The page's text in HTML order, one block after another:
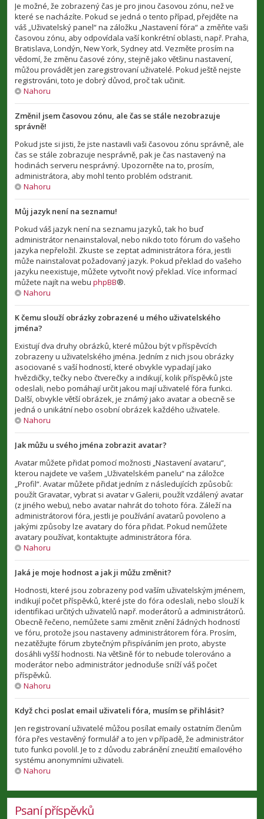
Je možné, že zobrazený čas je pro jinou časovou zónu, než ve
které se nacházíte. Pokud se jedná o tento případ, přejděte na
váš „Uživatelský panel“ na záložku „Nastavení fóra“ a změňte vaši
časovou zónu, aby odpovídala vaší konkrétní oblasti, např. Praha,
Bratislava, Londýn, New York, Sydney atd. Vezměte prosím na
vědomí, že změnu časové zóny, stejně jako většinu nastavení,
můžou provádět jen zaregistrovaní uživatelé. Pokud ještě nejste
registrováni, toto je dobrý důvod, proč tak učinit.
Nahoru
Změnil jsem časovou zónu, ale čas se stále nezobrazuje
správně!
Pokud jste si jisti, že jste nastavili vaši časovou zónu správně, ale
čas se stále zobrazuje nesprávně, pak je čas nastavený na
hodinách serveru nesprávný. Upozorněte na to, prosím,
administrátora, aby mohl tento problém odstranit.
Nahoru
Můj jazyk není na seznamu!
Pokud váš jazyk není na seznamu jazyků, tak ho buď
administrátor nenainstaloval, nebo nikdo toto fórum do vašeho
jazyka nepřeložil. Zkuste se zeptat administrátora fóra, jestli
může nainstalovat požadovaný jazyk. Pokud překlad do vašeho
jazyku neexistuje, můžete vytvořit nový překlad. Více informací
můžete najít na webu phpBB®.
Nahoru
K čemu slouží obrázky zobrazené u mého uživatelského
jména?
Existují dva druhy obrázků, které můžou být v příspěvcích
zobrazeny u uživatelského jména. Jedním z nich jsou obrázky
asociované s vaší hodností, které obvykle vypadají jako
hvězdičky, tečky nebo čtverečky a indikují, kolik příspěvků jste
odeslali, nebo pomáhají určit jakou mají uživatelé fóra funkci.
Další, obvykle větší obrázek, je známý jako avatar a obecně se
jedná o unikátní nebo osobní obrázek každého uživatele.
Nahoru
Jak můžu u svého jména zobrazit avatar?
Avatar můžete přidat pomocí možnosti „Nastavení avataru“,
kterou najdete ve vašem „Uživatelském panelu“ na záložce
„Profil“. Avatar můžete přidat jedním z následujících způsobů:
použít Gravatar, vybrat si avatar v Galerii, použít vzdálený avatar
(z jiného webu), nebo avatar nahrát do tohoto fóra. Záleží na
administrátorovi fóra, jestli je používání avatarů povoleno a
jakými způsoby lze avatary do fóra přidat. Pokud nemůžete
avatary používat, kontaktujte administrátora fóra.
Nahoru
Jaká je moje hodnost a jak ji můžu změnit?
Hodnosti, které jsou zobrazeny pod vaším uživatelským jménem,
indikují počet příspěvků, které jste do fóra odeslali, nebo slouží k
identifikaci určitých uživatelů např. moderátorů a administrátorů.
Obecně řečeno, nemůžete sami změnit znění žádných hodností
ve fóru, protože jsou nastaveny administrátorem fóra. Prosím,
nezatěžujte fórum zbytečným přispíváním jen proto, abyste
dosáhli vyšší hodnosti. Na většině fór to nebude tolerováno a
moderátor nebo administrátor jednoduše sníží váš počet
příspěvků.
Nahoru
Když chci poslat email uživateli fóra, musím se přihlásit?
Jen registrovaní uživatelé můžou posílat emaily ostatním členům
fóra přes vestavěný formulář a to jen v případě, že administrátor
tuto funkci povolil. Je to z důvodu zabránění zneužití emailového
systému anonymními uživateli.
Nahoru
Psaní příspěvků